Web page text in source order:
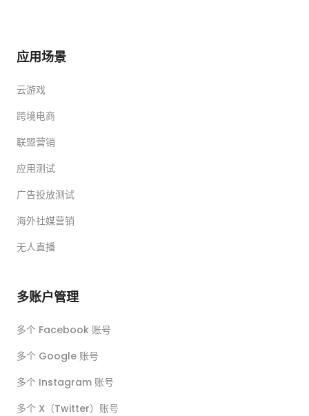
应用场景
云游戏
跨境电商
联盟营销
应用测试
广告投放测试
海外社媒营销
无人直播
多账户管理
多个 Facebook 账号
多个 Google 账号
多个 Instagram 账号
多个 X（Twitter）账号